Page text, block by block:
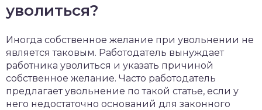
уволиться?
Иногда собственное желание при увольнении не
является таковым. Работодатель вынуждает
работника уволиться и указать причиной
собственное желание. Часто работодатель
предлагает увольнение по такой статье, если у
него недостаточно оснований для законного